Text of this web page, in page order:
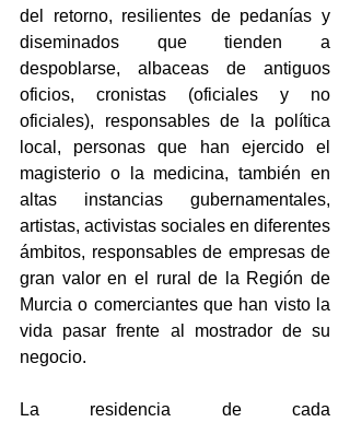
del retorno, resilientes de pedanías y
diseminados que tienden a
despoblarse, albaceas de antiguos
oficios, cronistas (oficiales y no
oficiales), responsables de la política
local, personas que han ejercido el
magisterio o la medicina, también en
altas instancias gubernamentales,
artistas, activistas sociales en diferentes
ámbitos, responsables de empresas de
gran valor en el rural de la Región de
Murcia o comerciantes que han visto la
vida pasar frente al mostrador de su
negocio.